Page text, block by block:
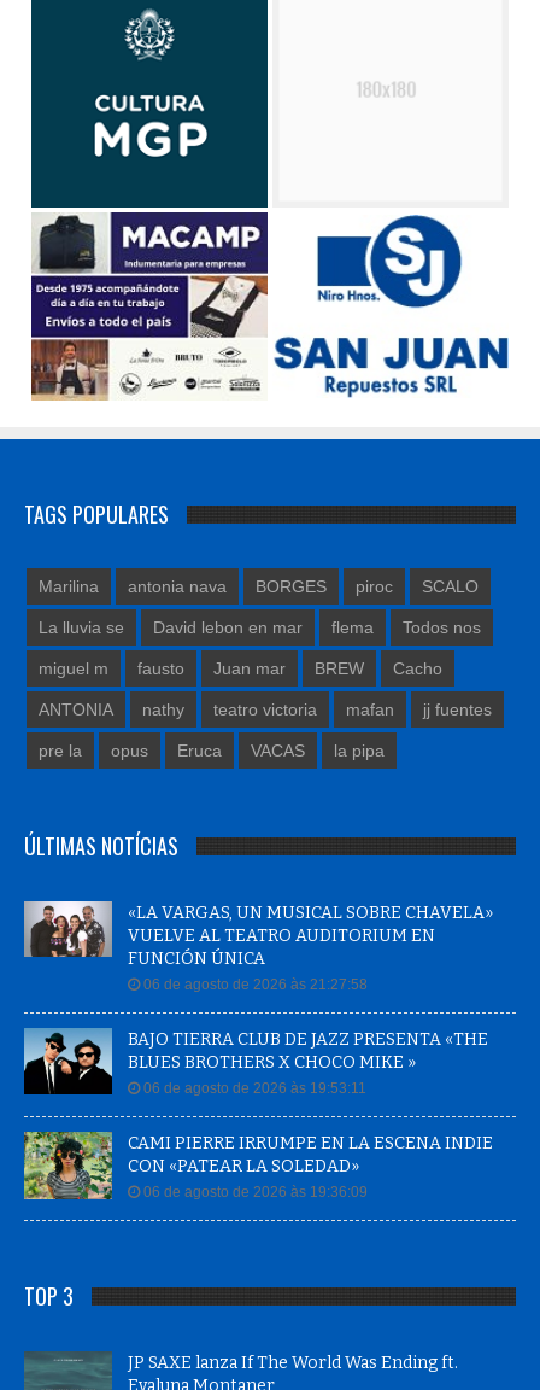
TAGS POPULARES
Marilina antonia nava BORGES piroc SCALO
La lluvia se David lebon en mar flema Todos nos
miguel m fausto Juan mar BREW Cacho
ANTONIA nathy teatro victoria mafan jj fuentes
pre la opus Eruca VACAS la pipa
ÚLTIMAS NOTÍCIAS
«LA VARGAS, UN MUSICAL SOBRE CHAVELA»
VUELVE AL TEATRO AUDITORIUM EN
FUNCIÓN ÚNICA
06 de agosto de 2026 às 21:27:58
BAJO TIERRA CLUB DE JAZZ PRESENTA «THE
BLUES BROTHERS X CHOCO MIKE »
06 de agosto de 2026 às 19:53:11
CAMI PIERRE IRRUMPE EN LA ESCENA INDIE
CON «PATEAR LA SOLEDAD»
06 de agosto de 2026 às 19:36:09
TOP 3
JP SAXE lanza If The World Was Ending ft.